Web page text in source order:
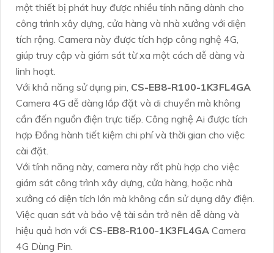
một thiết bị phát huy được nhiều tính năng dành cho
công trình xây dựng, cửa hàng và nhà xưởng với diện
tích rộng. Camera này được tích hợp công nghệ 4G,
giúp truy cập và giám sát từ xa một cách dễ dàng và
linh hoạt.
Với khả năng sử dụng pin, CS-EB8-R100-1K3FL4GA
Camera 4G dễ dàng lắp đặt và di chuyển mà không
cần đến nguồn điện trực tiếp. Công nghệ Ai được tích
hợp Đồng hành tiết kiệm chi phí và thời gian cho việc
cài đặt.
Với tính năng này, camera này rất phù hợp cho việc
giám sát công trình xây dựng, cửa hàng, hoặc nhà
xưởng có diện tích lớn mà không cần sử dụng dây điện.
Việc quan sát và bảo vệ tài sản trở nên dễ dàng và
hiệu quả hơn với CS-EB8-R100-1K3FL4GA Camera
4G Dùng Pin.